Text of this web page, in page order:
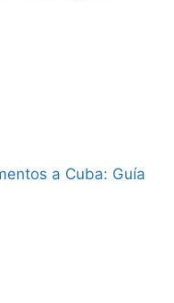
a Cuba: Guía